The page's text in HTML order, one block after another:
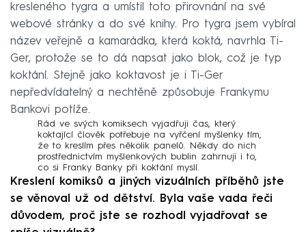
kresleného tygra a umístil toto přirovnání na své
webové stránky a do své knihy. Pro tygra jsem vybíral
název veřejně a kamarádka, která koktá, navrhla Ti-
Ger, protože se to dá napsat jako blok, což je typ
koktání. Stejně jako koktavost je i Ti-Ger
nepředvídatelný a nechtěně způsobuje Frankymu
Bankovi potíže.
Rád ve svých komiksech vyjadřuji čas, který
koktající člověk potřebuje na vyřčení myšlenky tím,
že to kreslím přes několik panelů. Někdy do nich
prostřednictvím myšlenkových bublin zahrnuji i to,
co si Franky Banky při koktání myslí.
Kreslení komiksů a jiných vizuálních příběhů jste
se věnoval už od dětství. Byla vaše vada řeči
důvodem, proč jste se rozhodl vyjadřovat se